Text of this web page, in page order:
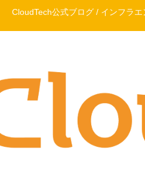
CloudTech公式ブログ / インフラ